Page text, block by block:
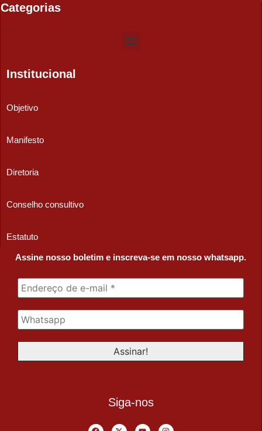
Categorias
Institucional
Objetivo
Manifesto
Diretoria
Conselho consultivo
Estatuto
Assine nosso boletim e inscreva-se em nosso whatsapp.
Siga-nos